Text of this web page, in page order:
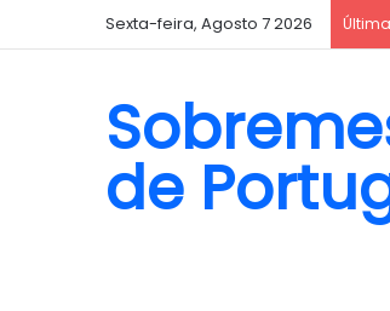
Sexta-feira, Agosto 7 2026
de